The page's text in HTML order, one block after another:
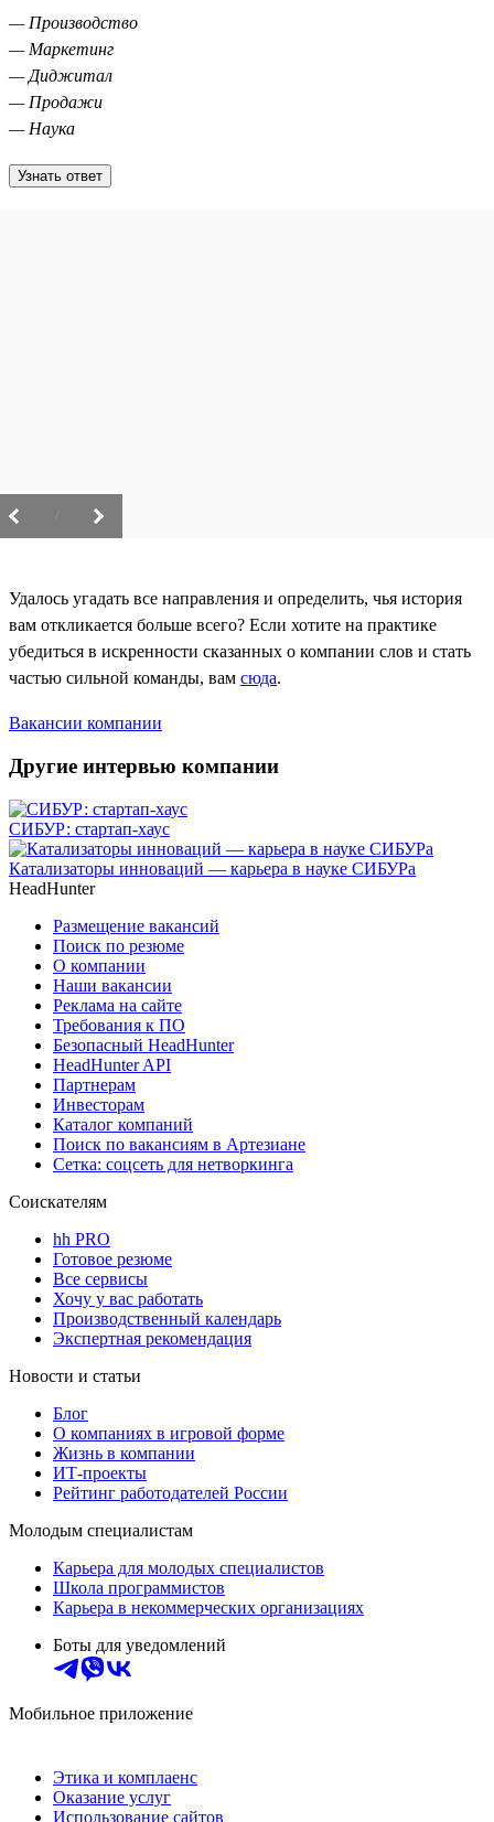
— Производство
— Маркетинг
— Диджитал
— Продажи
— Наука
Узнать ответ
Удалось угадать все направления и определить, чья история
вам откликается больше всего? Если хотите на практике
убедиться в искренности сказанных о компании слов и стать
частью сильной команды, вам сюда.
Вакансии компании
Другие интервью компании
СИБУР: стартап-хаус
Катализаторы инноваций — карьера в науке СИБУРа
HeadHunter
Размещение вакансий
Поиск по резюме
О компании
Наши вакансии
Реклама на сайте
Требования к ПО
Безопасный HeadHunter
HeadHunter API
Партнерам
Инвесторам
Каталог компаний
Поиск по вакансиям в Артезиане
Сетка: соцсеть для нетворкинга
Соискателям
hh PRO
Готовое резюме
Все сервисы
Хочу у вас работать
Производственный календарь
Экспертная рекомендация
Новости и статьи
Блог
О компаниях в игровой форме
Жизнь в компании
ИТ-проекты
Рейтинг работодателей России
Молодым специалистам
Карьера для молодых специалистов
Школа программистов
Карьера в некоммерческих организациях
Боты для уведомлений
Мобильное приложение
Этика и комплаенс
Оказание услуг
Использование сайтов